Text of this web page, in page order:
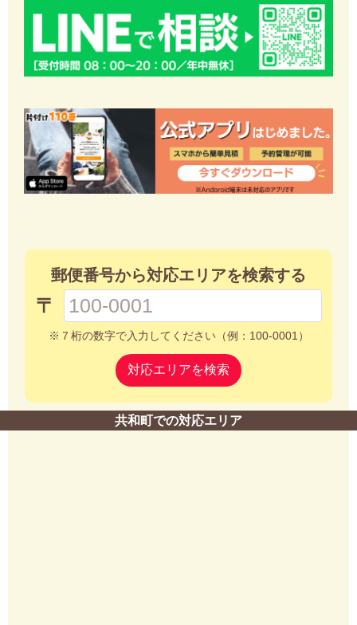
郵便番号から対応エリアを検索する
〒
※７桁の数字で入力してください（例：100-0001）
対応エリアを検索
共和町での対応エリア